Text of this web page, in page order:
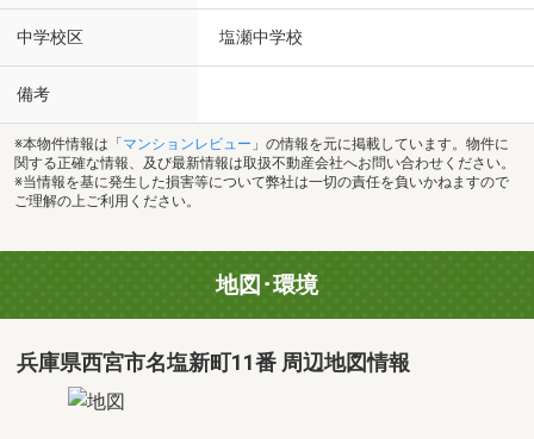
中学校区 塩瀬中学校
備考
※本物件情報は「 マンションレビュー 」の情報を元に掲載しています。物件に
関する正確な情報、及び最新情報は取扱不動産会社へお問い合わせください。
※当情報を基に発生した損害等について弊社は一切の責任を負いかねますので
ご理解の上ご利用ください。
地図･環境
兵庫県西宮市名塩新町11番 周辺地図情報